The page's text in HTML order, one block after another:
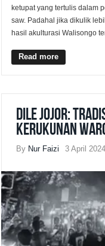
ketupat yang tertulis dalam
saw. Padahal jika dikulik
hasil akulturasi Walisongo
Read more
Dile Jojor:
Kerukunan
By Nur Faizi 3 April 2024